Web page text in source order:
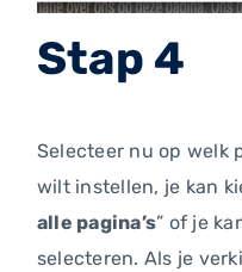
Stap 4
Selecteer nu op welk
wilt instellen, je kan
alle pagina’s” of je
selecteren. Als je